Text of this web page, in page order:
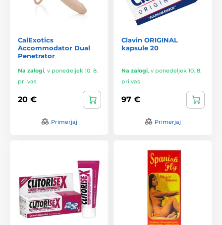
CalExotics
Accommodator Dual
Penetrator
Na zalogi, v ponedeljek 10. 8.
pri vas
20 €
Primerjaj
Clavin ORIGINAL
kapsule 20
Na zalogi, v ponedeljek 10. 8.
pri vas
97 €
Primerjaj